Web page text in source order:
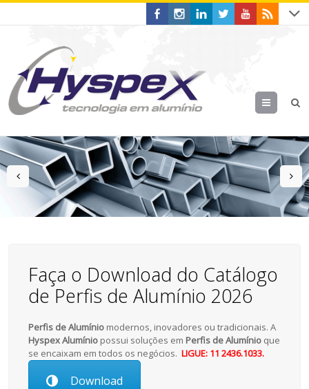
Menu
prev
Faça o Download do Catálogo
de Perfis de Alumínio 2026
Perfis de Alumínio modernos, inovadores ou tradicionais. A
Hyspex Alumínio possui soluções em Perfis de Alumínio que
se encaixam em todos os negócios.LIGUE: 11 2436.1033.
Download